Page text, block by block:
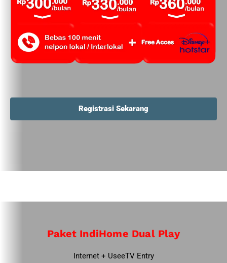
Registrasi Sekarang
Paket IndiHome Dual Play
Internet + UseeTV Entry